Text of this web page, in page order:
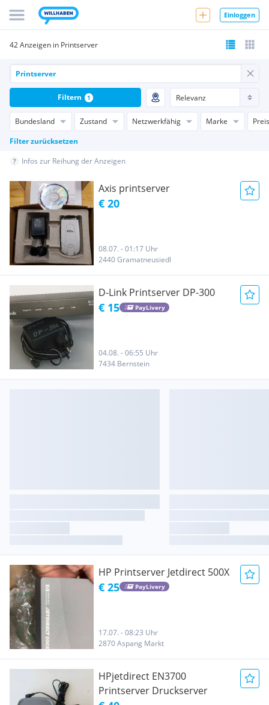
Einloggen
42 Anzeigen in Printserver
Bundesland Zustand Netzwerkfähig Marke
Preis
Filter zurücksetzen
Filtern 1
Infos zur Reihung der Anzeigen
Axis printserver
€ 20
08.07. - 01:17 Uhr
2440 Gramatneusiedl
D-Link Printserver DP-300
€ 15 PayLivery
04.08. - 06:55 Uhr
7434 Bernstein
HP Printserver Jetdirect 500X
€ 25 PayLivery
17.07. - 08:23 Uhr
2870 Aspang Markt
HPjetdirect EN3700
Printserver Druckserver